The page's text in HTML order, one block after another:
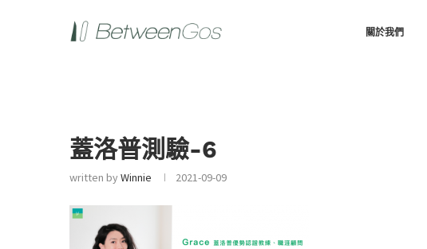
關於我們
蓋洛普測驗-6
written byWinnie 2021-09-09